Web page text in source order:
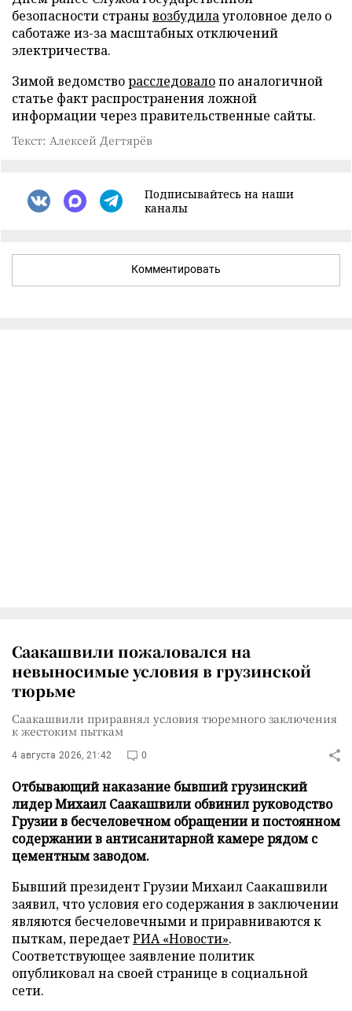
безопасности странывозбудилауголовное дело о
саботаже из-за масштабных отключений
электричества.
Зимой ведомстворасследовалопо аналогичной
статье факт распространения ложной
информации через правительственные сайты.
Текст: Алексей Дегтярёв
Подписывайтесь на наши
каналы
Комментировать
Саакашвили пожаловался на
невыносимые условия в грузинской
тюрьме
Саакашвили приравнял условия тюремного заключения
к жестоким пыткам
4 августа 2026, 21:42 0
Отбывающий наказание бывший грузинский
лидер Михаил Саакашвили обвинил руководство
Грузии в бесчеловечном обращении и постоянном
содержании в антисанитарной камере рядом с
цементным заводом.
Бывший президент Грузии Михаил Саакашвили
заявил, что условия его содержания в заключении
являются бесчеловечными и приравниваются к
пыткам, передаетРИА «Новости».
Соответствующее заявление политик
опубликовал на своей странице в социальной
сети.